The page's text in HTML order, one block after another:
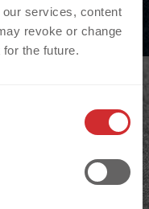
services, content
revoke or change
the future.